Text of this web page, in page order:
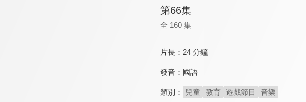
第66集
全 160 集
片長： 24 分鐘
發音： 國語
類別： 兒童 教育 遊戲節目 音樂